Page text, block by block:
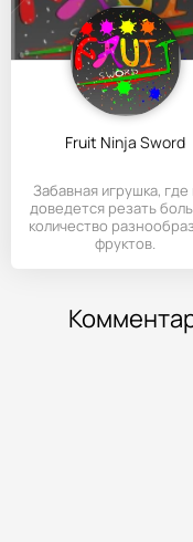
Fruit Ninja Sword
Забавная игрушка, где
доведется резать
количество
фруктов.